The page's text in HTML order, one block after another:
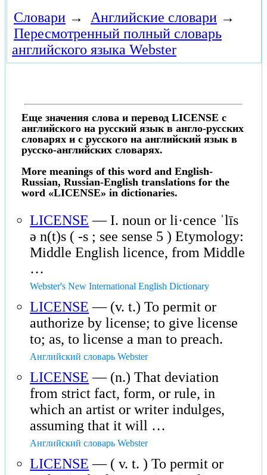
Словари → Английские словари →
Пересмотренный полный словарь
английского языка Webster
Еще значения слова и перевод LICENSE с
английского на русский язык в англо-русских
словарях и с русского на английский язык в
русско-английских словарях.
More meanings of this word and English-
Russian, Russian-English translations for the
word «LICENSE» in dictionaries.
LICENSE — I. noun or li·cence ˈlīs
ə n(t)s ( -s ; see sense 5 ) Etymology:
Middle English licence, from Middle
…
Webster's New International English Dictionary
LICENSE — (v. t.) To permit or
authorize by license; to give license
to; as, to license a man to preach.
Английский словарь Webster
LICENSE — (n.) That deviation
from strict fact, form, or rule, in
which an artist or writer indulges,
assuming that it will …
Английский словарь Webster
LICENSE — ( v. t. ) To permit or